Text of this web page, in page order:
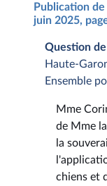
Publication
juin 2025,
Question
Haute-
Ensemble
Mme
de Mme
la
chiens et